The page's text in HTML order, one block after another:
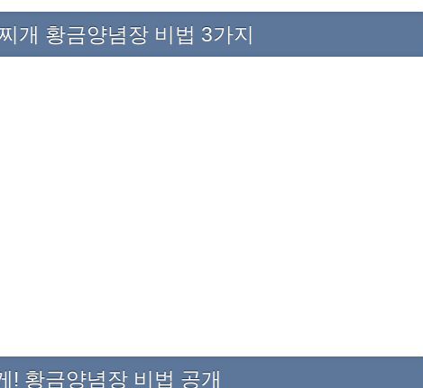
개 황금양념장 비법 3가지
! 황금양념장 비법 공개